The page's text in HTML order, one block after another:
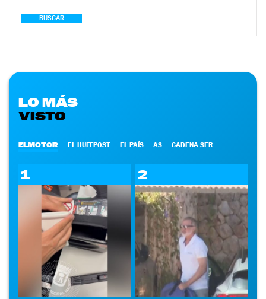
BUSCAR
LO MÁS
VISTO
ELMOTOR EL HUFFPOST EL PAÍS AS CADENA SER
1 2